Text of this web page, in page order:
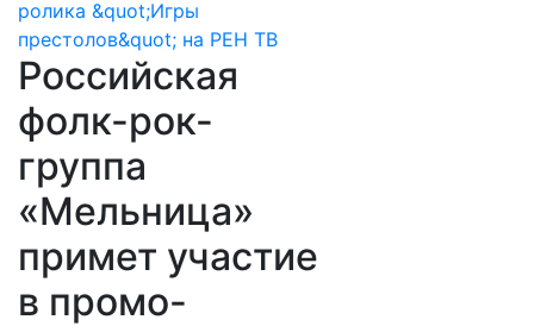
Российская
фолк-рок-
группа
«Мельница»
примет участие
в промо-